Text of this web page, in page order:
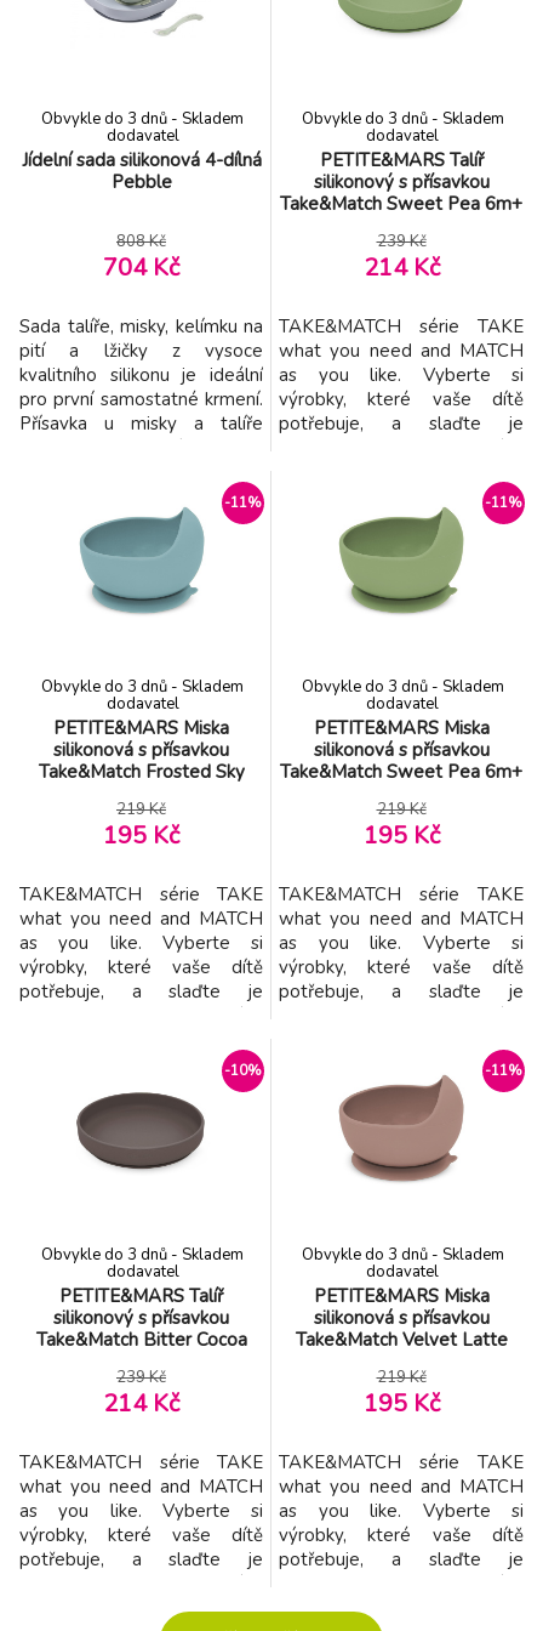
potravin. Vhodné do myčky i
používání. Je odolný vysokým
Jídelní sada silikonová 4-dílná
Pebble
Obvykle do 3 dnů - Skladem
dodavatel
808 Kč
704 Kč
Sada talíře, misky, kelímku na
pití a lžičky z vysoce
kvalitního silikonu je ideální
pro první samostatné krmení.
Přísavka u misky a talíře
Ergonomický tvar usnadňuje
nabírání příkrmu. Silikonový
měkký materiál je bezpečný a
příjemný při používání. Je
odolný vysokým i nízkým
PETITE&MARS Talíř
silikonový s přísavkou
Take&Match Sweet Pea 6m+
Obvykle do 3 dnů - Skladem
dodavatel
239 Kč
214 Kč
TAKE&MATCH série TAKE
what you need and MATCH
as you like. Vyberte si
výrobky, které vaše dítě
potřebuje, a slaďte je
dispozici v barvách
inspirovaných nejnovějšími
trendy a zkomponovány tak,
aby každá barva dokonale
ladila s ostatními. Můžete
proto libovolně kombinovat
-11%
PETITE&MARS Miska
silikonová s přísavkou
Take&Match Frosted Sky
Obvykle do 3 dnů - Skladem
dodavatel
219 Kč
195 Kč
TAKE&MATCH série TAKE
what you need and MATCH
as you like. Vyberte si
výrobky, které vaše dítě
potřebuje, a slaďte je
dispozici v barvách
inspirovaných nejnovějšími
trendy a zkomponovány tak,
aby každá barva dokonale
ladila s ostatními. Můžete
-11%
PETITE&MARS Miska
silikonová s přísavkou
Take&Match Sweet Pea 6m+
Obvykle do 3 dnů - Skladem
dodavatel
219 Kč
195 Kč
TAKE&MATCH série TAKE
what you need and MATCH
as you like. Vyberte si
výrobky, které vaše dítě
potřebuje, a slaďte je
dispozici v barvách
inspirovaných nejnovějšími
trendy a zkomponovány tak,
aby každá barva dokonale
ladila s ostatními. Můžete
proto libovolně kombinovat
-10%
PETITE&MARS Talíř
silikonový s přísavkou
Take&Match Bitter Cocoa
Obvykle do 3 dnů - Skladem
dodavatel
239 Kč
214 Kč
TAKE&MATCH série TAKE
what you need and MATCH
as you like. Vyberte si
výrobky, které vaše dítě
potřebuje, a slaďte je
představ. Jídelní sety jsou k
-11%
PETITE&MARS Miska
silikonová s přísavkou
Take&Match Velvet Latte
Obvykle do 3 dnů - Skladem
dodavatel
219 Kč
195 Kč
TAKE&MATCH série TAKE
what you need and MATCH
as you like. Vyberte si
výrobky, které vaše dítě
potřebuje, a slaďte je
představ. Jídelní sety jsou k